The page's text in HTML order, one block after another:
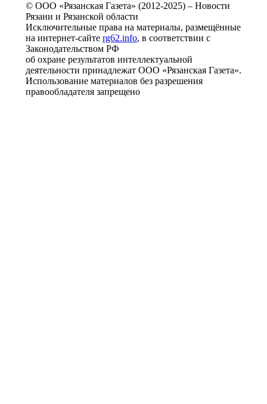
© ООО «Рязанская Газета» (2012-2025) – Новости
Рязани и Рязанской области
Исключительные права на материалы, размещённые
на интернет-сайте rg62.info, в соответствии с
Законодательством РФ
об охране результатов интеллектуальной
деятельности принадлежат ООО «Рязанская Газета».
Использование материалов без разрешения
правообладателя запрещено